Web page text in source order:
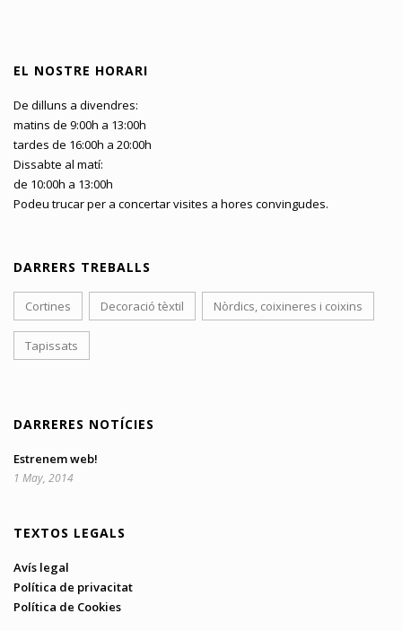
EL NOSTRE HORARI
De dilluns a divendres:
matins de 9:00h a 13:00h
tardes de 16:00h a 20:00h
Dissabte al matí:
de 10:00h a 13:00h
Podeu trucar per a concertar visites a hores convingudes.
DARRERS TREBALLS
Cortines Decoració tèxtil Nòrdics, coixineres i coixins
Tapissats
DARRERES NOTÍCIES
Estrenem web!
1 May, 2014
TEXTOS LEGALS
Avís legal
Política de privacitat
Política de Cookies